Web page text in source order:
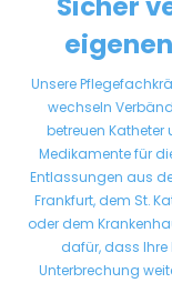
individuell,
ohne Zeitdruck.
Mehr
Unsere
wechseln
betreuen Katheter
Medikamente für
Entlassungen aus
Frankfurt, dem St.
oder dem
dafür, dass
Unterbrechung